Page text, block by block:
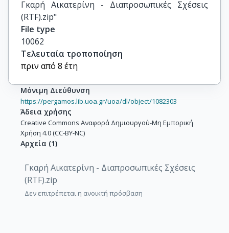
Γκαρή Αικατερίνη - Διαπροσωπικές Σχέσεις
(RTF).zip"
File type
10062
Τελευταία τροποποίηση
πριν από 8 έτη
Μόνιμη Διεύθυνση
https://pergamos.lib.uoa.gr/uoa/dl/object/1082303
Άδεια χρήσης
Creative Commons Αναφορά Δημιουργού-Μη Εμπορική
Χρήση 4.0 (CC-BY-NC)
Αρχεία (1)
Γκαρή Αικατερίνη - Διαπροσωπικές Σχέσεις
(RTF).zip
Δεν επιτρέπεται η ανοικτή πρόσβαση